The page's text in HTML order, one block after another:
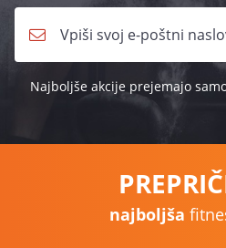
Najboljše akcije prejemajo
najboljša